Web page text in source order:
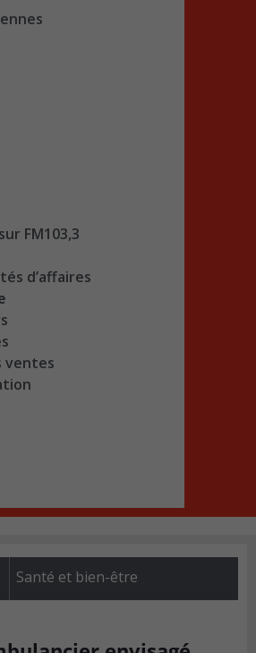
FM103,3
d’affaires
ventes
Santé et bien-être